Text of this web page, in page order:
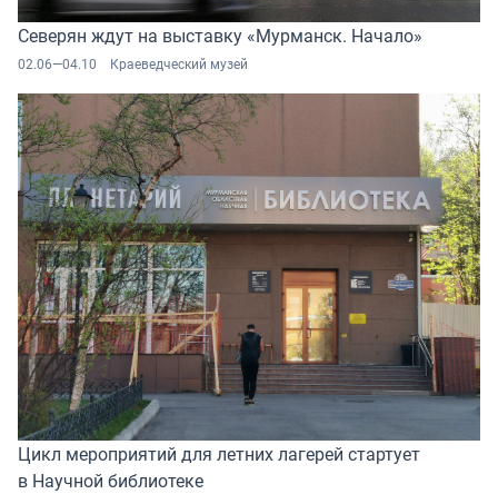
Северян ждут на выставку «Мурманск. Начало»
02.06—04.10 Краеведческий музей
Цикл мероприятий для летних лагерей стартует
в Научной библиотеке